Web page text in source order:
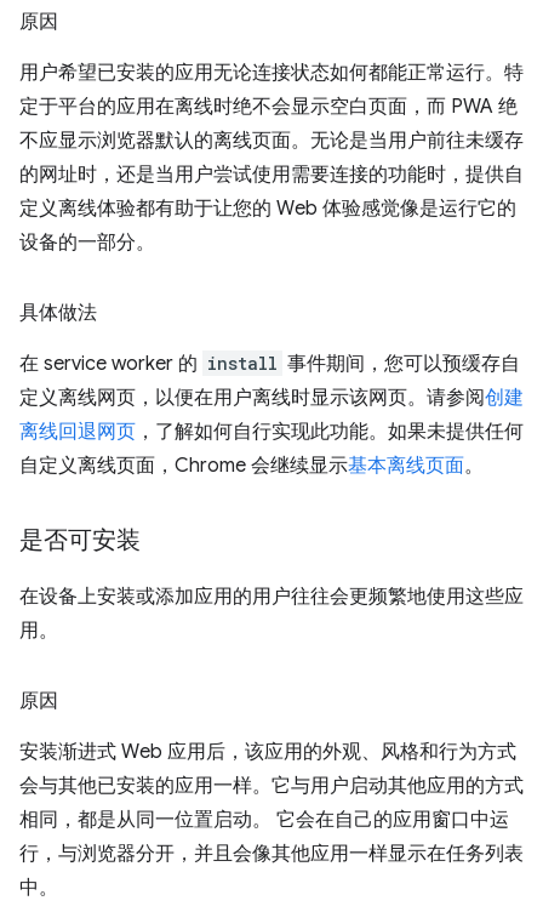
原因
用户希望已安装的应用无论连接状态如何都能正常运行。特
定于平台的应用在离线时绝不会显示空白页面，而 PWA 绝
不应显示浏览器默认的离线页面。无论是当用户前往未缓存
的网址时，还是当用户尝试使用需要连接的功能时，提供自
定义离线体验都有助于让您的 Web 体验感觉像是运行它的
设备的一部分。
具体做法
在 service worker 的 install 事件期间，您可以预缓存自
定义离线网页，以便在用户离线时显示该网页。请参阅创建
离线回退网页 ，了解如何自行实现此功能。如果未提供任何
自定义离线页面，Chrome 会继续显示基本离线页面。
是否可安装
在设备上安装或添加应用的用户往往会更频繁地使用这些应
用。
原因
安装渐进式 Web 应用后，该应用的外观、风格和行为方式
会与其他已安装的应用一样。它与用户启动其他应用的方式
相同，都是从同一位置启动。 它会在自己的应用窗口中运
行，与浏览器分开，并且会像其他应用一样显示在任务列表
中。